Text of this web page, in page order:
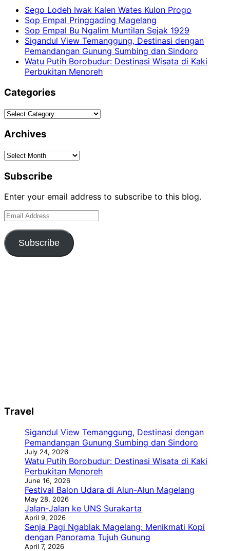
Sego Lodeh Iwak Kalen Wates Kulon Progo
Sop Empal Pringgading Magelang
Sop Empal Bu Ngalim Muntilan Sejak 1929
Sigandul View Temanggung, Destinasi dengan
Pemandangan Gunung Sumbing dan Sindoro
Watu Putih Borobudur: Destinasi Wisata di Kaki
Perbukitan Menoreh
Categories
Categories
Archives
Archives
Subscribe
Enter your email address to subscribe to this blog.
Email
Subscribe
Travel
Sigandul View Temanggung, Destinasi dengan
Pemandangan Gunung Sumbing dan Sindoro
July 24, 2026
Watu Putih Borobudur: Destinasi Wisata di Kaki
Perbukitan Menoreh
June 16, 2026
Festival Balon Udara di Alun-Alun Magelang
May 28, 2026
Jalan-Jalan ke UNS Surakarta
April 9, 2026
Senja Pagi Ngablak Magelang: Menikmati Kopi
dengan Panorama Tujuh Gunung
April 7, 2026